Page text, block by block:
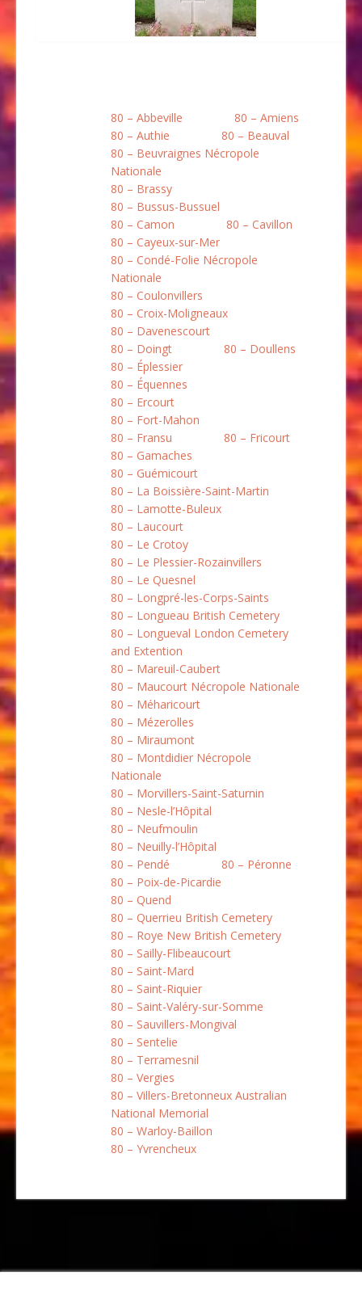
80 – Abbeville
80 – Amiens
80 – Authie
80 – Beauval
80 – Beuvraignes Nécropole
Nationale
80 – Brassy
80 – Bussus-Bussuel
80 – Camon
80 – Cavillon
80 – Cayeux-sur-Mer
80 – Condé-Folie Nécropole
Nationale
80 – Coulonvillers
80 – Croix-Moligneaux
80 – Davenescourt
80 – Doingt
80 – Doullens
80 – Éplessier
80 – Équennes
80 – Ercourt
80 – Fort-Mahon
80 – Fransu
80 – Fricourt
80 – Gamaches
80 – Guémicourt
80 – La Boissière-Saint-Martin
80 – Lamotte-Buleux
80 – Laucourt
80 – Le Crotoy
80 – Le Plessier-Rozainvillers
80 – Le Quesnel
80 – Longpré-les-Corps-Saints
80 – Longueau British Cemetery
80 – Longueval London Cemetery
and Extention
80 – Mareuil-Caubert
80 – Maucourt Nécropole Nationale
80 – Méharicourt
80 – Mézerolles
80 – Miraumont
80 – Montdidier Nécropole
Nationale
80 – Morvillers-Saint-Saturnin
80 – Nesle-l’Hôpital
80 – Neufmoulin
80 – Neuilly-l’Hôpital
80 – Pendé
80 – Péronne
80 – Poix-de-Picardie
80 – Quend
80 – Querrieu British Cemetery
80 – Roye New British Cemetery
80 – Sailly-Flibeaucourt
80 – Saint-Mard
80 – Saint-Riquier
80 – Saint-Valéry-sur-Somme
80 – Sauvillers-Mongival
80 – Sentelie
80 – Terramesnil
80 – Vergies
80 – Villers-Bretonneux Australian
National Memorial
80 – Warloy-Baillon
80 – Yvrencheux